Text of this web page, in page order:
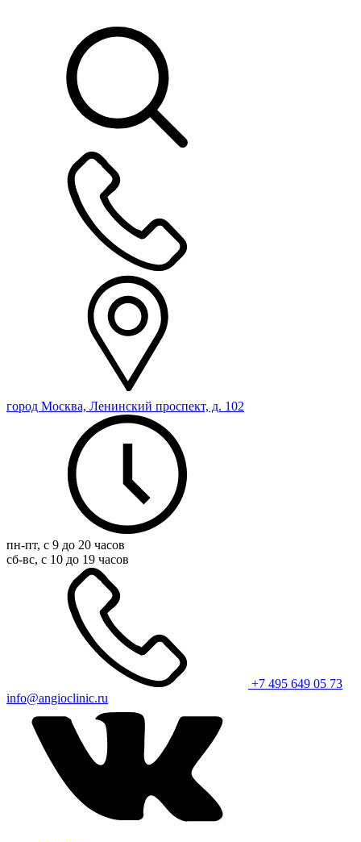
город Москва, Ленинский проспект, д. 102
пн-пт, с 9 до 20 часов
сб-вс, с 10 до 19 часов
+7 495 649 05 73
info@angioclinic.ru